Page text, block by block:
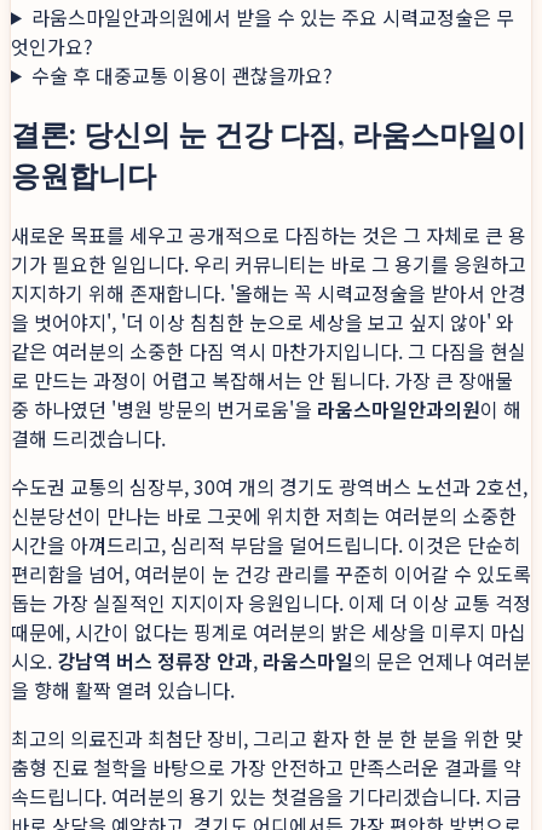
라움스마일안과의원에서 받을 수 있는 주요 시력교정술은 무
엇인가요?
수술 후 대중교통 이용이 괜찮을까요?
결론: 당신의 눈 건강 다짐, 라움스마일이
응원합니다
새로운 목표를 세우고 공개적으로 다짐하는 것은 그 자체로 큰 용
기가 필요한 일입니다. 우리 커뮤니티는 바로 그 용기를 응원하고
지지하기 위해 존재합니다. '올해는 꼭 시력교정술을 받아서 안경
을 벗어야지', '더 이상 침침한 눈으로 세상을 보고 싶지 않아' 와
같은 여러분의 소중한 다짐 역시 마찬가지입니다. 그 다짐을 현실
로 만드는 과정이 어렵고 복잡해서는 안 됩니다. 가장 큰 장애물
중 하나였던 '병원 방문의 번거로움'을 라움스마일안과의원이 해
결해 드리겠습니다.
수도권 교통의 심장부, 30여 개의 경기도 광역버스 노선과 2호선,
신분당선이 만나는 바로 그곳에 위치한 저희는 여러분의 소중한
시간을 아껴드리고, 심리적 부담을 덜어드립니다. 이것은 단순히
편리함을 넘어, 여러분이 눈 건강 관리를 꾸준히 이어갈 수 있도록
돕는 가장 실질적인 지지이자 응원입니다. 이제 더 이상 교통 걱정
때문에, 시간이 없다는 핑계로 여러분의 밝은 세상을 미루지 마십
시오. 강남역 버스 정류장 안과, 라움스마일의 문은 언제나 여러분
을 향해 활짝 열려 있습니다.
최고의 의료진과 최첨단 장비, 그리고 환자 한 분 한 분을 위한 맞
춤형 진료 철학을 바탕으로 가장 안전하고 만족스러운 결과를 약
속드립니다. 여러분의 용기 있는 첫걸음을 기다리겠습니다. 지금